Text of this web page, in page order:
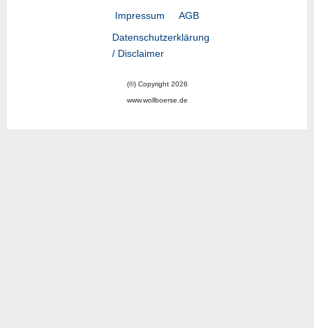
Impressum
AGB
Datenschutzerklärung
/ Disclaimer
(©) Copyright 2026
www.wollboerse.de